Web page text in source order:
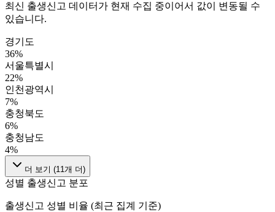
최신 출생신고 데이터가 현재 수집 중이어서 값이 변동될 수
있습니다.
경기도
36%
서울특별시
22%
인천광역시
7%
충청북도
6%
충청남도
4%
더 보기 (11개 더)
성별 출생신고 분포
출생신고 성별 비율 (최근 집계 기준)